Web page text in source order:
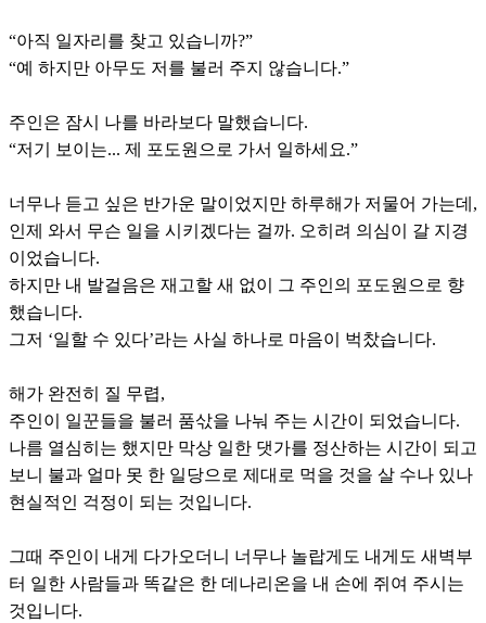
“아직 일자리를 찾고 있습니까?”
“예 하지만 아무도 저를 불러 주지 않습니다.”
주인은 잠시 나를 바라보다 말했습니다.
“저기 보이는... 제 포도원으로 가서 일하세요.”
너무나 듣고 싶은 반가운 말이었지만 하루해가 저물어 가는데,
인제 와서 무슨 일을 시키겠다는 걸까. 오히려 의심이 갈 지경
이었습니다.
하지만 내 발걸음은 재고할 새 없이 그 주인의 포도원으로 향
했습니다.
그저 ‘일할 수 있다’라는 사실 하나로 마음이 벅찼습니다.
해가 완전히 질 무렵,
주인이 일꾼들을 불러 품삯을 나눠 주는 시간이 되었습니다.
나름 열심히는 했지만 막상 일한 댓가를 정산하는 시간이 되고
보니 불과 얼마 못 한 일당으로 제대로 먹을 것을 살 수나 있나
현실적인 걱정이 되는 것입니다.
그때 주인이 내게 다가오더니 너무나 놀랍게도 내게도 새벽부
터 일한 사람들과 똑같은 한 데나리온을 내 손에 쥐여 주시는
것입니다.